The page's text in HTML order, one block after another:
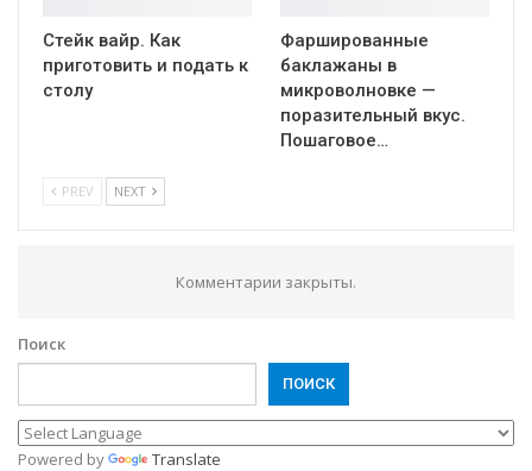
Стейк вайр. Как
приготовить и подать к
столу
Фаршированные
баклажаны в
микроволновке —
поразительный вкус.
Пошаговое…
PREV NEXT
Комментарии закрыты.
Поиск
ПОИСК
Powered by Translate